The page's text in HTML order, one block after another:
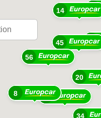
20
34
9
37
45
11
56
14
8